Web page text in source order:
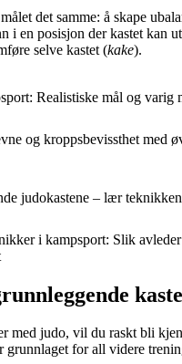
det samme: å skape
i en posisjon der kastet kan
selve kastet (kake).
Realistiske mål og varig
og kroppsbevissthet med
judokastene – lær
i kampsport: Slik avleder
med judo, vil du raskt bli
grunnlaget for all videre